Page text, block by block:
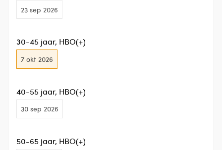
23 sep 2026
30-45 jaar, HBO(+)
7 okt 2026
40-55 jaar, HBO(+)
30 sep 2026
50-65 jaar, HBO(+)